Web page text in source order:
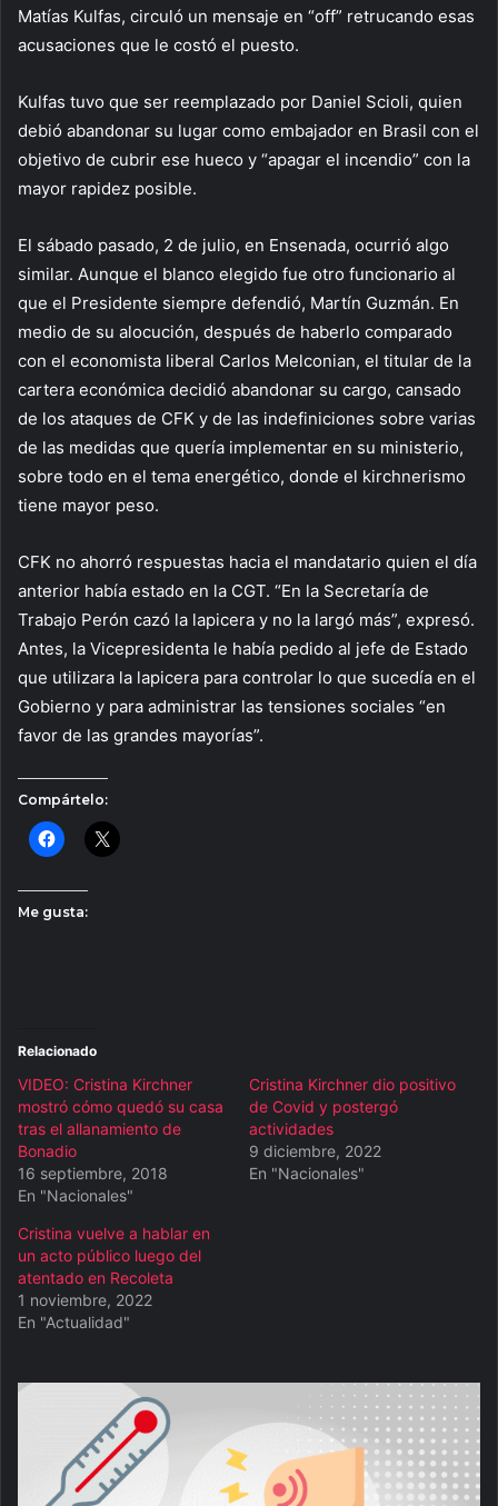
Matías Kulfas, circuló un mensaje en “off” retrucando esas
acusaciones que le costó el puesto.
Kulfas tuvo que ser reemplazado por Daniel Scioli, quien
debió abandonar su lugar como embajador en Brasil con el
objetivo de cubrir ese hueco y “apagar el incendio” con la
mayor rapidez posible.
El sábado pasado, 2 de julio, en Ensenada, ocurrió algo
similar. Aunque el blanco elegido fue otro funcionario al
que el Presidente siempre defendió, Martín Guzmán. En
medio de su alocución, después de haberlo comparado
con el economista liberal Carlos Melconian, el titular de la
cartera económica decidió abandonar su cargo, cansado
de los ataques de CFK y de las indefiniciones sobre varias
de las medidas que quería implementar en su ministerio,
sobre todo en el tema energético, donde el kirchnerismo
tiene mayor peso.
CFK no ahorró respuestas hacia el mandatario quien el día
anterior había estado en la CGT. “En la Secretaría de
Trabajo Perón cazó la lapicera y no la largó más”, expresó.
Antes, la Vicepresidenta le había pedido al jefe de Estado
que utilizara la lapicera para controlar lo que sucedía en el
Gobierno y para administrar las tensiones sociales “en
favor de las grandes mayorías”.
Compártelo:
Me gusta:
Relacionado
VIDEO: Cristina Kirchner
mostró cómo quedó su casa
tras el allanamiento de
Bonadio
16 septiembre, 2018
En "Nacionales"
Cristina Kirchner dio positivo
de Covid y postergó
actividades
9 diciembre, 2022
En "Nacionales"
Cristina vuelve a hablar en
un acto público luego del
atentado en Recoleta
1 noviembre, 2022
En "Actualidad"